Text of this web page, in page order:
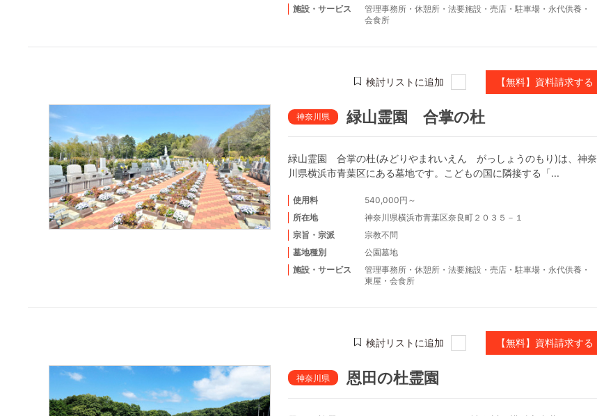
施設・サービス
管理事務所 ・休憩所 ・法要施設 ・売店 ・駐車場 ・ 永代供養 ・
会食所
検討リストに追加 【無料】資料請求する
神奈川県 緑山霊園 合掌の杜
緑山霊園 合掌の杜(みどりやまれいえん がっしょうのもり)は、神奈
川県横浜市青葉区にある墓地です。こどもの国に隣接する「...
使用料
540,000円～
所在地
神奈川県横浜市青葉区奈良町２０３５－１
宗旨・宗派
宗教不問
墓地種別
公園墓地
施設・サービス
管理事務所 ・休憩所 ・法要施設 ・売店 ・駐車場 ・ 永代供養 ・
東屋 ・会食所
検討リストに追加 【無料】資料請求する
神奈川県 恩田の杜霊園